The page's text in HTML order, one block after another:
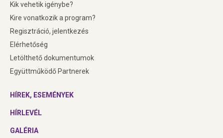
Kik vehetik igénybe?
Kire vonatkozik a program?
Regisztráció, jelentkezés
Elérhetőség
Letölthető dokumentumok
Együttműködő Partnerek
HÍREK, ESEMÉNYEK
HÍRLEVÉL
GALÉRIA